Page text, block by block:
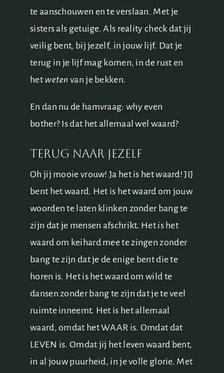
te aanschouwen en te verslaan. Met je
sisters als getuige. Als reality check dat jij
veilig bent, bij jezelf, in jouw lijf. Dat je
terug in je lijf mag komen, in de rust en
het wetenvan je bekken.
En dan nu de hamvraag: why even
bother? Is dat het allemaal wel waard?
Terug naar jezelf
Oh jij mooie vrouw! Ja het is het waard! JIJ
bent het waard. Het is het waard om jouw
woorden te laten klinken zonder bang te
zijn dat je mensen afschrikt. Het is het
waard om keihard mee te zingen zonder
bang te zijn dat je de enige bent die te
horen is. Het is het waard om wild te
dansen zonder bang te zijn dat je te veel
ruimte inneemt. Het is het allemaal
waard, omdat het WAAR is. Omdat dat
LEVEN is. Omdat jij het leven waard bent,
in al jouw puurheid, in je volle glorie. Met